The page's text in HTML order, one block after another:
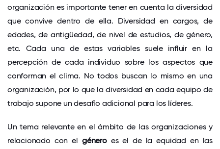
organización es importante tener en cuenta la diversidad
que convive dentro de ella. Diversidad en cargos, de
edades, de antigüedad, de nivel de estudios, de género,
etc. Cada una de estas variables suele influir en la
percepción de cada individuo sobre los aspectos que
conforman el clima. No todos buscan lo mismo en una
organización, por lo que la diversidad en cada equipo de
trabajo supone un desafío adicional para los líderes.
Un tema relevante en el ámbito de las organizaciones y
relacionado con el géneroes el de la equidad en las